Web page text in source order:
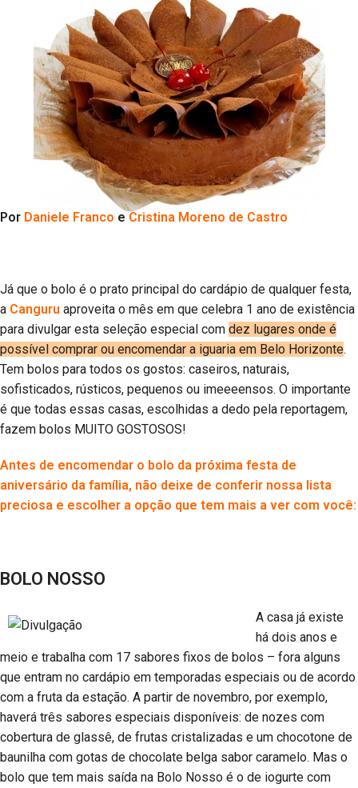
Por Daniele Franco e Cristina Moreno de Castro
Já que o bolo é o prato principal do cardápio de qualquer festa,
a Canguru aproveita o mês em que celebra 1 ano de existência
para divulgar esta seleção especial com dez lugares onde é
possível comprar ou encomendar a iguaria em Belo Horizonte.
Tem bolos para todos os gostos: caseiros, naturais,
sofisticados, rústicos, pequenos ou imeeeensos. O importante
é que todas essas casas, escolhidas a dedo pela reportagem,
fazem bolos MUITO GOSTOSOS!
Antes de encomendar o bolo da próxima festa de
aniversário da família, não deixe de conferir nossa lista
preciosa e escolher a opção que tem mais a ver com você:
BOLO NOSSO
A casa já existe
há dois anos e
meio e trabalha com 17 sabores fixos de bolos – fora alguns
que entram no cardápio em temporadas especiais ou de acordo
com a fruta da estação. A partir de novembro, por exemplo,
haverá três sabores especiais disponíveis: de nozes com
cobertura de glassê, de frutas cristalizadas e um chocotone de
baunilha com gotas de chocolate belga sabor caramelo. Mas o
bolo que tem mais saída na Bolo Nosso é o de iogurte com